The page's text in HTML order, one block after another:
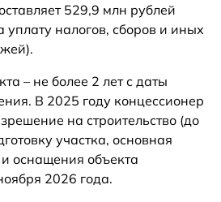
529,9 млн рублей
уплату налогов, сборов и иных
– не более 2 лет с даты
В 2025 году концессионер
на строительство (до
участка, основная
оснащения объекта
2026 года.